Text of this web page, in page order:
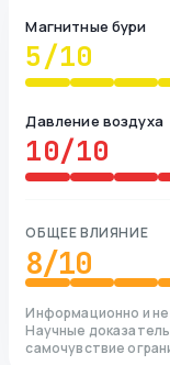
Магнитные бури
5/10
Давление воздуха
10/10
ОБЩЕЕ ВЛИЯНИЕ
8/10
Информационно и
Научные
самочувствие